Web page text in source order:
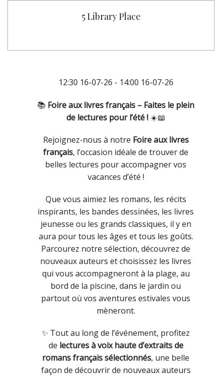
5 Library Place
12:30 16-07-26 - 14:00 16-07-26
📚 Foire aux livres français – Faites le plein
de lectures pour l’été !☀️📖
Rejoignez-nous à notre Foire aux livres
français, l’occasion idéale de trouver de
belles lectures pour accompagner vos
vacances d’été !
Que vous aimiez les romans, les récits
inspirants, les bandes dessinées, les livres
jeunesse ou les grands classiques, il y en
aura pour tous les âges et tous les goûts.
Parcourez notre sélection, découvrez de
nouveaux auteurs et choisissez les livres
qui vous accompagneront à la plage, au
bord de la piscine, dans le jardin ou
partout où vos aventures estivales vous
mèneront.
✨ Tout au long de l’événement, profitez
de lectures à voix haute d’extraits de
romans français sélectionnés, une belle
façon de découvrir de nouveaux auteurs